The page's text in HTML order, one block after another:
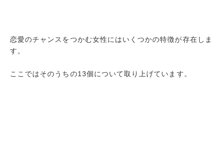
恋愛のチャンスをつかむ女性にはいくつかの特徴が存在しま
す。
ここではそのうちの13個について取り上げています。